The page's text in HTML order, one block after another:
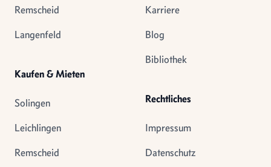
Remscheid
Langenfeld
Kaufen & Mieten
Solingen
Leichlingen
Remscheid
Karriere
Blog
Bibliothek
Rechtliches
Impressum
Datenschutz